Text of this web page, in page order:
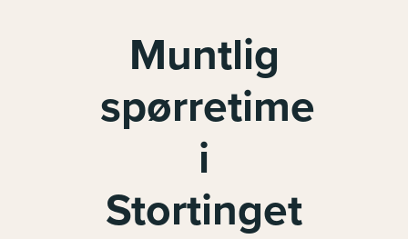
Muntlig
spørretime
i
Stortinget